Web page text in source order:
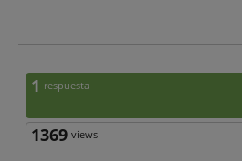
1 respuesta
1369 views